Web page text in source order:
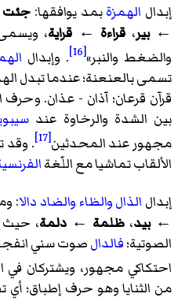
إبدال الهمزةبمد يوافقها: جئت
←بير، قراءة ← قراية،
والضغط والنبر»[16] . وإبدال
تسمى بالعنعنة؛ عندما تبدل
قرآن قرعان؛ آذان - عذان.
بين الشدة والرخاوة عند
مجهور عند المحدثين[17]
. وقد
الألقاب تماشيا مع اللّغة
إبدال الذالوالظاء والضاددالا:
←بيد، ظلمة ← دلمة، حيث
الصوتية؛فالدالصوت سني
احتكاكي مجهور، ويشتركان في
من الثنايا وهو حرف إطباق؛ أي